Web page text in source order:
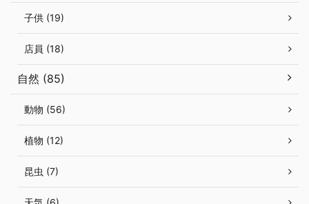
子供 (19)
店員 (18)
自然 (85)
動物 (56)
植物 (12)
昆虫 (7)